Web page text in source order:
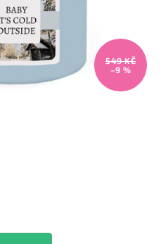
549 KČ
–9 %